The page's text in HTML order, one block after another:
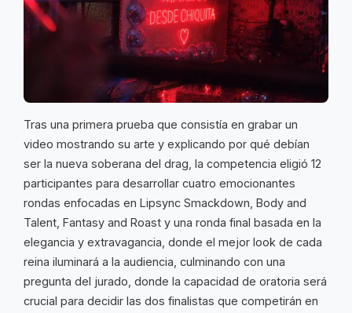
Tras una primera prueba que consistía en grabar un
video mostrando su arte y explicando por qué debían
ser la nueva soberana del drag, la competencia eligió 12
participantes para desarrollar cuatro emocionantes
rondas enfocadas en Lipsync Smackdown, Body and
Talent, Fantasy and Roast y una ronda final basada en la
elegancia y extravagancia, donde el mejor look de cada
reina iluminará a la audiencia, culminando con una
pregunta del jurado, donde la capacidad de oratoria será
crucial para decidir las dos finalistas que competirán en